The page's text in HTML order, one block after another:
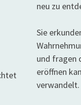
neu zu
Sie
und fragen
eröffnen
verwandelt.